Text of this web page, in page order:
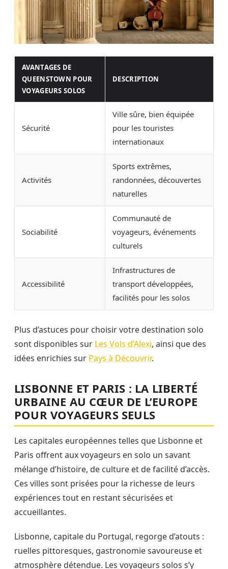
AVANTAGES DE
QUEENSTOWN POUR
VOYAGEURS SOLOS
DESCRIPTION
Sécurité
Ville sûre, bien équipée
pour les touristes
internationaux
Activités
Sports extrêmes,
randonnées, découvertes
naturelles
Sociabilité
Communauté de
voyageurs, événements
culturels
Accessibilité
Infrastructures de
transport développées,
facilités pour les solos
Plus d’astuces pour choisir votre destination solo
sont disponibles sur Les Vols d’Alexi, ainsi que des
idées enrichies sur Pays à Découvrir.
LISBONNE ET PARIS : LA LIBERTÉ
URBAINE AU CŒUR DE L’EUROPE
POUR VOYAGEURS SEULS
Les capitales européennes telles que Lisbonne et
Paris offrent aux voyageurs en solo un savant
mélange d’histoire, de culture et de facilité d’accès.
Ces villes sont prisées pour la richesse de leurs
expériences tout en restant sécurisées et
accueillantes.
Lisbonne, capitale du Portugal, regorge d’atouts :
ruelles pittoresques, gastronomie savoureuse et
atmosphère détendue. Les voyageurs solos s’y